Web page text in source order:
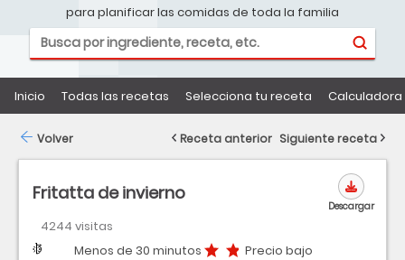
para planificar las comidas de toda la familia
Inicio Todas las recetas Selecciona tu receta
Fritatta de invierno
4244 visitas
Dificultad
Tiempo Menos de 30 minutos
Precio bajo Precio bajo
Descargar
Volver Receta anterior Siguiente receta